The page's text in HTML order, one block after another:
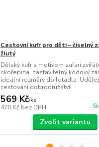
Cestovní kufr pro děti – číselný
žlutý
Dětský kufr s motivem safari
skořepina, nastavitelný kódový
ideální rozměry do letadla.
cestování dobrodružství!
569 Kč/ks
470 Kč bez DPH
Zvolit variantu